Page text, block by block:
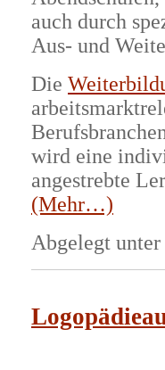
auch durch
Aus- und
Die
wird eine
angestrebte
(Mehr…)
Abgelegt unter